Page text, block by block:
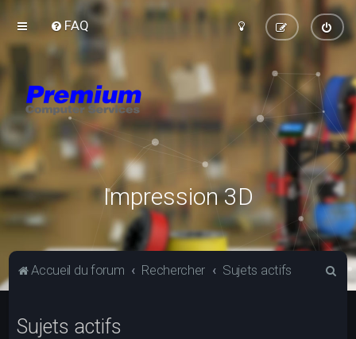
FAQ
Impression 3D
Accueil du forum Rechercher Sujets actifs
Sujets actifs